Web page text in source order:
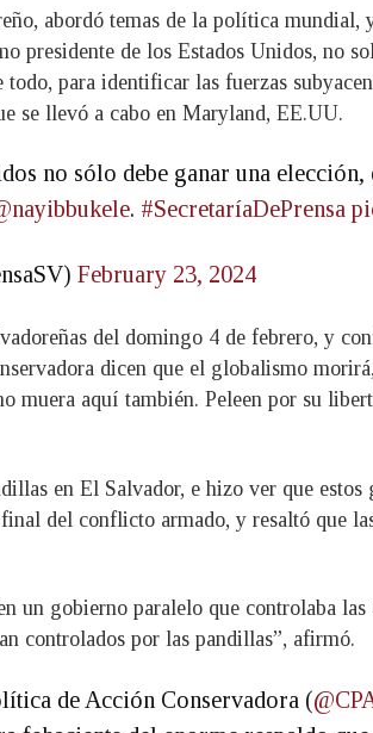
abordó temas de la política mundial,
presidente de los Estados Unidos, no
para identificar las fuerzas
se llevó a cabo en Maryland, EE.UU.
no sólo debe ganar una
. #SecretaríaDePrensa
February 23, 2024
del domingo 4 de febrero, y
dicen que el globalismo
aquí también. Peleen por su
en El Salvador, e hizo ver que
del conflicto armado, y resaltó que
un gobierno paralelo que controlaba
controlados por las pandillas”, afirmó.
de Acción Conservadora (